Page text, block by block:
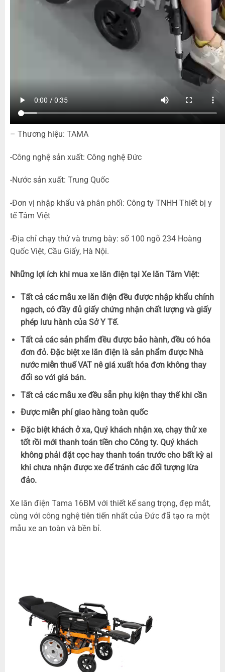
– Thương hiệu: TAMA
-Công nghệ sản xuất: Công nghệ Đức
-Nước sản xuất: Trung Quốc
-Đơn vị nhập khẩu và phân phối: Công ty TNHH Thiết bị y
tế Tâm Việt
-Địa chỉ chạy thử và trưng bày: số 100 ngõ 234 Hoàng
Quốc Việt, Cầu Giấy, Hà Nội.
Những lợi ích khi mua xe lăn điện tại Xe lăn Tâm Việt:
Tất cả các mẫu xe lăn điện đều được nhập khẩu chính
ngạch, có đầy đủ giấy chứng nhận chất lượng và giấy
phép lưu hành của Sở Y Tế.
Tất cả các sản phẩm đều được bảo hành, đều có hóa
đơn đỏ. Đặc biệt xe lăn điện là sản phẩm được Nhà
nước miễn thuế VAT nê giá xuất hóa đơn không thay
đổi so với giá bán.
Tất cả các mẫu xe đều sẵn phụ kiện thay thế khi cần
Được miễn phí giao hàng toàn quốc
Đặc biệt khách ở xa, Quý khách nhận xe, chạy thử xe
tốt rồi mới thanh toán tiền cho Công ty. Quý khách
không phải đặt cọc hay thanh toán trước cho bất kỳ ai
khi chưa nhận được xe để tránh các đối tượng lừa
đảo.
Xe lăn điện Tama 16BM với thiết kế sang trọng, đẹp mắt,
cùng với công nghệ tiên tiến nhất của Đức đã tạo ra một
mẫu xe an toàn và bền bỉ.